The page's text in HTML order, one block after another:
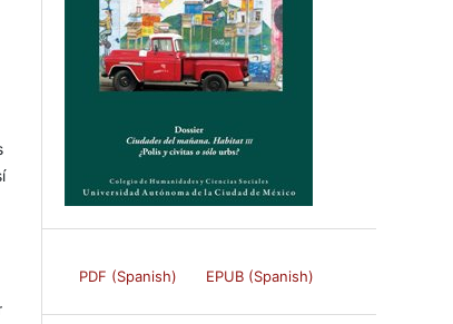
PDF (Spanish) EPUB (Spanish)